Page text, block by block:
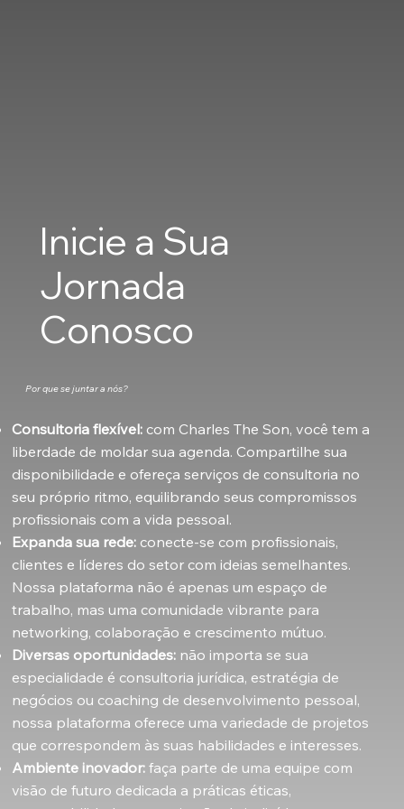
Inicie a Sua
Jornada
Conosco
Por que se juntar a nós?
Consultoria flexível:com Charles The Son, você tem a
liberdade de moldar sua agenda. Compartilhe sua
disponibilidade e ofereça serviços de consultoria no
seu próprio ritmo, equilibrando seus compromissos
profissionais com a vida pessoal.
Expanda sua rede:conecte-se com profissionais,
clientes e líderes do setor com ideias semelhantes.
Nossa plataforma não é apenas um espaço de
trabalho, mas uma comunidade vibrante para
networking, colaboração e crescimento mútuo.
Diversas oportunidades:não importa se sua
especialidade é consultoria jurídica, estratégia de
negócios ou coaching de desenvolvimento pessoal,
nossa plataforma oferece uma variedade de projetos
que correspondem às suas habilidades e interesses.
Ambiente inovador:faça parte de uma equipe com
visão de futuro dedicada a práticas éticas,